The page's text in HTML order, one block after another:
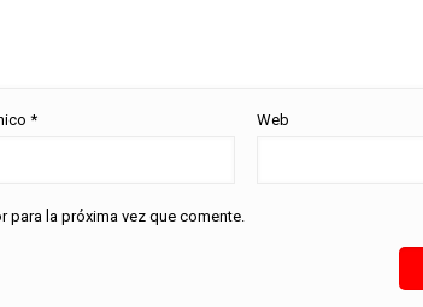
* Web
la próxima vez que comente.